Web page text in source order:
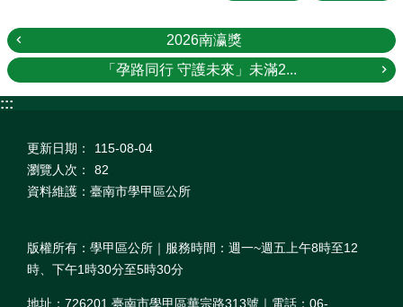
2026南瀛獎
「孕路同行 守護未來」未滿2...
:::
更新日期：
115-08-04
瀏覽人次：
82
資料維護：臺南市學甲區公所
版權所有：學甲區公所｜服務時間：週一~週五上午8時至12
時、下午1時30分至5時30分
地址：726201 臺南市學甲區華宗路313號｜電話：06-